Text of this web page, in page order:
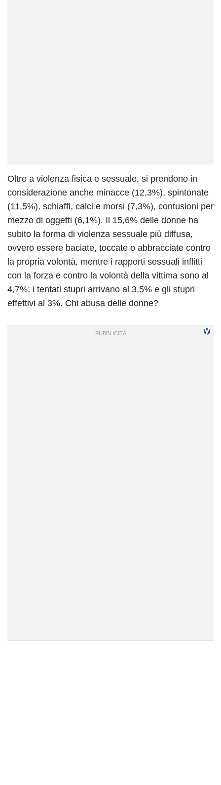
Oltre a violenza fisica e sessuale, si prendono in
considerazione anche minacce (12,3%), spintonate
(11,5%), schiaffi, calci e morsi (7,3%), contusioni per
mezzo di oggetti (6,1%). Il 15,6% delle donne ha
subito la forma di violenza sessuale più diffusa,
ovvero essere baciate, toccate o abbracciate contro
la propria volontà, mentre i rapporti sessuali inflitti
con la forza e contro la volontà della vittima sono al
4,7%; i tentati stupri arrivano al 3,5% e gli stupri
effettivi al 3%. Chi abusa delle donne?